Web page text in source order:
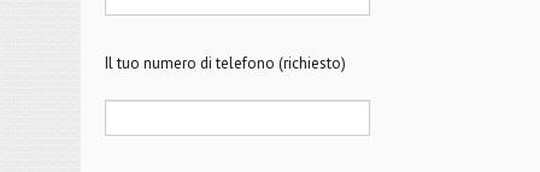
Il tuo numero di telefono (richiesto)